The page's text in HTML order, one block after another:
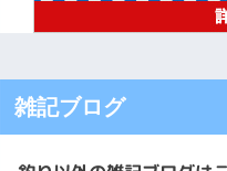
雑記ブログ